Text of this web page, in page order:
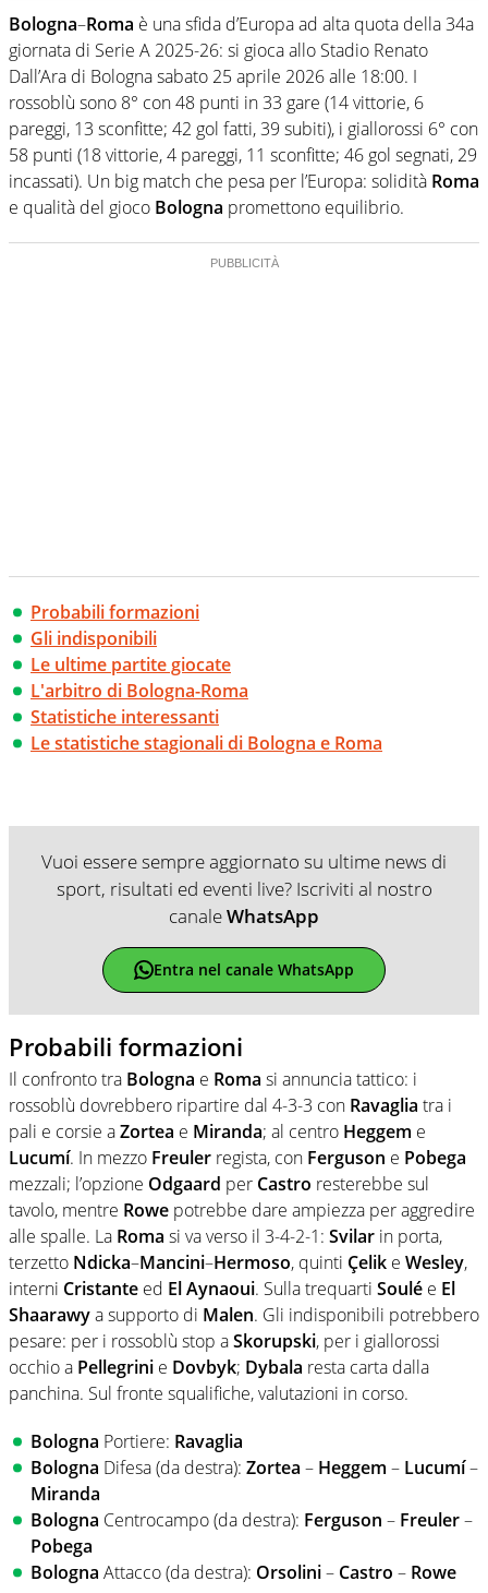
appassionato su tutto il mondo dello sport. Calcio,
calciomercato, F1, Motomondiale ma anche tennis,
volley, basket: su Virgilio Sport i tifosi e gli appassionati
sanno che troveranno sempre copertura completa e
zero faziosità. La squadra di Virgilio Sport è formata da
giornalisti ed esperti di sport abili sia nel gioco di
rimessa quando intercettano le notizie e le rilanciano
verso la rete, sia nella costruzione dal basso quando
creano contenuti 100% originali ed esclusivi.
Bologna–Roma è una sfida d’Europa ad alta quota della 34a
giornata di Serie A 2025-26: si gioca allo Stadio Renato
Dall’Ara di Bologna sabato 25 aprile 2026 alle 18:00. I
rossoblù sono 8° con 48 punti in 33 gare (14 vittorie, 6
pareggi, 13 sconfitte; 42 gol fatti, 39 subiti), i giallorossi 6° con
58 punti (18 vittorie, 4 pareggi, 11 sconfitte; 46 gol segnati, 29
incassati). Un big match che pesa per l’Europa: solidità Roma
e qualità del gioco Bologna promettono equilibrio.
Probabili formazioni
Gli indisponibili
Le ultime partite giocate
L'arbitro di Bologna-Roma
Statistiche interessanti
Le statistiche stagionali di Bologna e Roma
Vuoi essere sempre aggiornato su ultime news di
sport, risultati ed eventi live? Iscriviti al nostro
canaleWhatsApp
Entra nel canale WhatsApp
Probabili formazioni
Il confronto tra Bologna e Roma si annuncia tattico: i
rossoblù dovrebbero ripartire dal 4-3-3 con Ravaglia tra i
pali e corsie aZortea e Miranda; al centro Heggem e
Lucumí. In mezzo Freuler regista, con Ferguson e Pobega
mezzali; l’opzione Odgaard per Castro resterebbe sul
tavolo, mentre Rowe potrebbe dare ampiezza per aggredire
alle spalle. La Roma si va verso il 3-4-2-1: Svilar in porta,
terzetto Ndicka–Mancini–Hermoso, quinti Çelik e Wesley,
interni Cristante ed El Aynaoui. Sulla trequarti Soulé e El
Shaarawya supporto di Malen. Gli indisponibili potrebbero
pesare: per i rossoblù stop aSkorupski, per i giallorossi
occhio a Pellegrini e Dovbyk; Dybala resta carta dalla
panchina. Sul fronte squalifiche, valutazioni in corso.
Bologna Portiere: Ravaglia
Bologna Difesa (da destra): Zortea – Heggem – Lucumí–
Miranda
Bologna Centrocampo (da destra): Ferguson – Freuler–
Pobega
Bologna Attacco (da destra): Orsolini– Castro – Rowe